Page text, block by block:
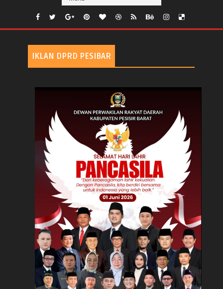
IKLAN DPRD PESIBAR